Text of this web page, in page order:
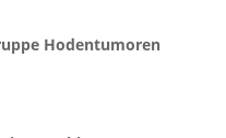
Hodentumoren